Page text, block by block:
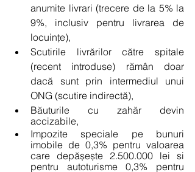
anumite livrari (trecere de la 5% la
9%, inclusiv pentru livrarea de
locuințe),
Scutirile livrărilor către spitale
(recent introduse) rămân doar
dacă sunt prin intermediul unui
ONG (scutire indirectă),
Băuturile cu zahăr devin
accizabile,
Impozite speciale pe bunuri
imobile de 0,3% pentru valoarea
care depășește 2.500.000 lei si
pentru autoturisme 0,3% pentru